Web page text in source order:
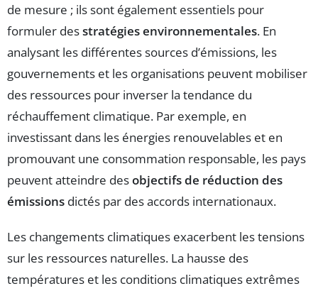
de mesure ; ils sont également essentiels pour
formuler desstratégies environnementales. En
analysant les différentes sources d’émissions, les
gouvernements et les organisations peuvent mobiliser
des ressources pour inverser la tendance du
réchauffement climatique. Par exemple, en
investissant dans les énergies renouvelables et en
promouvant une consommation responsable, les pays
peuvent atteindre desobjectifs de réduction des
émissions dictés par des accords internationaux.
Les changements climatiques exacerbent les tensions
sur les ressources naturelles. La hausse des
températures et les conditions climatiques extrêmes